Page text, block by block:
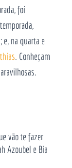
foi
; e, na quarta e
. Conheçam
vão te fazer
Azoubel e Bia